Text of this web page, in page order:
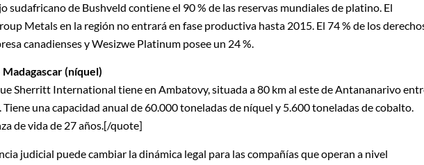
sudafricano de Bushveld contiene el 90 % de las reservas mundiales de platino. El
Metals en la región no entrará en fase productiva hasta 2015. El 74 % de los
canadienses y Wesizwe Platinum posee un 24 %.
(níquel)
Sherritt International tiene en Ambatovy, situada a 80 km al este de Antananarivo
una capacidad anual de 60.000 toneladas de níquel y 5.600 toneladas de cobalto.
de vida de 27 años.[/quote]
judicial puede cambiar la dinámica legal para las compañías que operan a nivel